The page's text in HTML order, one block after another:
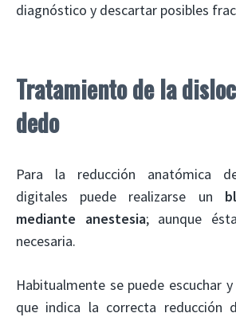
diagnóstico y descartar posibles
Tratamiento de la
dedo
Para la reducción anatómica
digitales puede realizarse un
mediante anestesia; aunque
necesaria.
Habitualmente se puede escuchar
que indica la correcta reducción